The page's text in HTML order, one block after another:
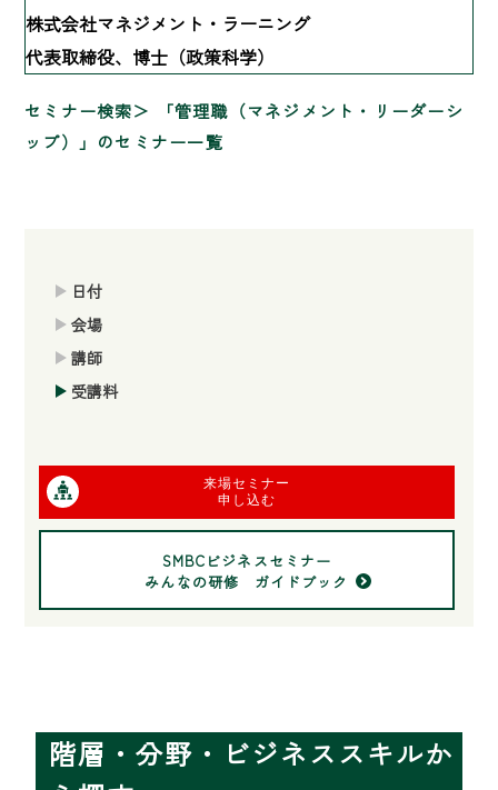
日付
会場
講師
受講料
来場セミナー
申し込む
SMBCビジネスセミナー
みんなの研修 ガイドブック
株式会社マネジメント・ラーニング
代表取締役、博士（政策科学）
セミナー検索
「管理職（マネジメント・リーダーシ
ップ）」のセミナー一覧
階層・分野・ビジネススキルか